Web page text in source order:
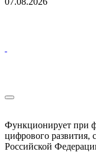
Функционирует при
цифрового развития,
Российской